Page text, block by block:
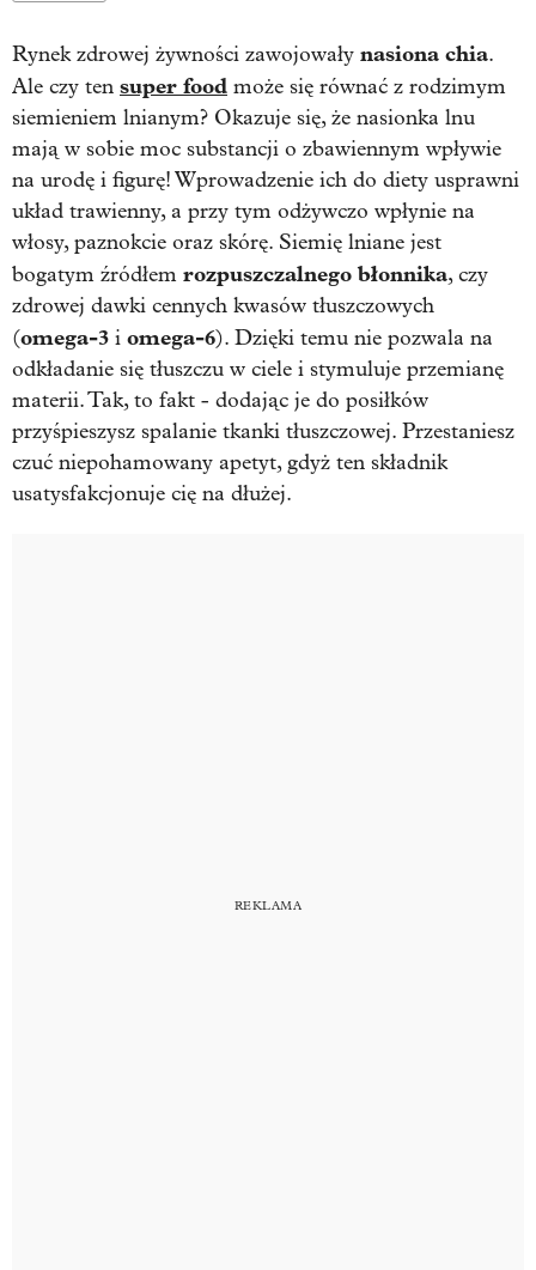
Rynek zdrowej żywności zawojowały nasiona chia.
Ale czy ten super food może się równać z rodzimym
siemieniem lnianym? Okazuje się, że nasionka lnu
mają w sobie moc substancji o zbawiennym wpływie
na urodę i figurę! Wprowadzenie ich do diety usprawni
układ trawienny, a przy tym odżywczo wpłynie na
włosy, paznokcie oraz skórę. Siemię lniane jest
bogatym źródłem rozpuszczalnego błonnika, czy
zdrowej dawki cennych kwasów tłuszczowych
(omega-3 i omega-6). Dzięki temu nie pozwala na
odkładanie się tłuszczu w ciele i stymuluje przemianę
materii. Tak, to fakt - dodając je do posiłków
przyśpieszysz spalanie tkanki tłuszczowej. Przestaniesz
czuć niepohamowany apetyt, gdyż ten składnik
usatysfakcjonuje cię na dłużej.